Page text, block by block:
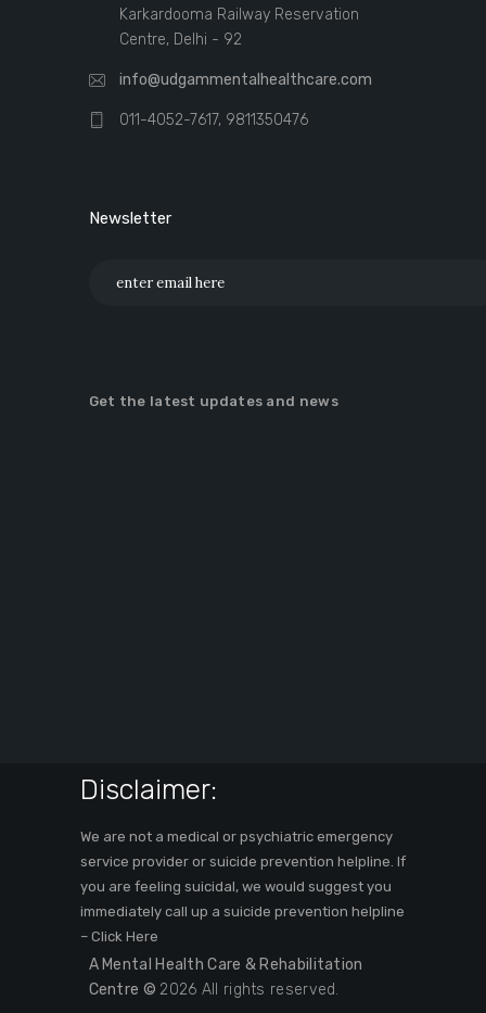
Karkardooma Railway Reservation
Centre, Delhi - 92
info@udgammentalhealthcare.com
011-4052-7617, 9811350476
Newsletter
Get the latest updates and news
Disclaimer:
We are not a medical or psychiatric emergency
service provider or suicide prevention helpline. If
you are feeling suicidal, we would suggest you
immediately call up a suicide prevention helpline
– Click Here
A Mental Health Care & Rehabilitation
Centre © 2026 All rights reserved.